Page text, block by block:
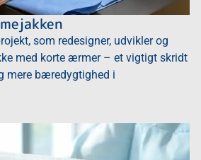
som redesigner, udvikler og
med korte ærmer – et vigtigt skridt
mere bæredygtighed i